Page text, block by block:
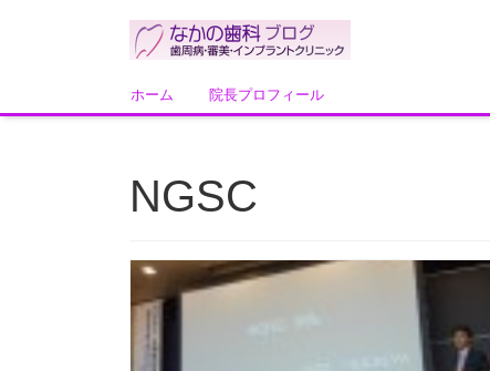
ホーム 院長プロフィール
NGSC